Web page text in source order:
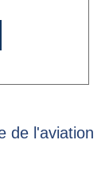
de l'aviation